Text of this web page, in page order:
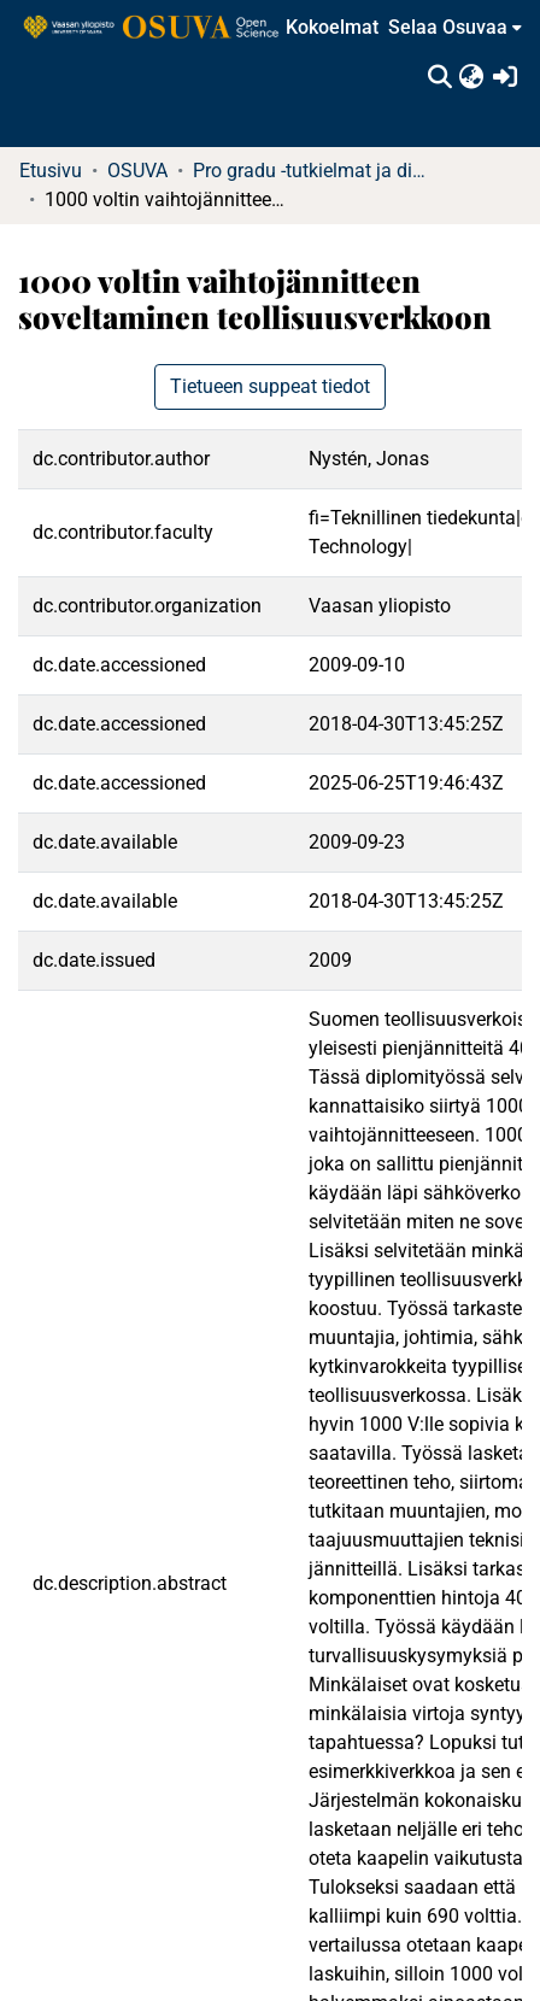
Kokoelmat Selaa Osuvaa
Etusivu OSUVA
Pro gradu -tutkielmat ja diplomityöt (rajattu saatavuus)
1000 voltin vaihtojännitteen soveltaminen teollisuusverkkoon
1000 voltin vaihtojännitteen
soveltaminen teollisuusverkkoon
Tietueen suppeat tiedot
dc.contributor.author Nystén, Jonas
dc.contributor.faculty
fi=Teknillinen
Technology|
dc.contributor.organization Vaasan yliopisto
dc.date.accessioned 2009-09-10
dc.date.accessioned 2018-04-30T13:45:25Z
dc.date.accessioned 2025-06-25T19:46:43Z
dc.date.available 2009-09-23
dc.date.available 2018-04-30T13:45:25Z
dc.date.issued 2009
dc.description.abstract
Suomen
yleisesti pienjännitteitä
Tässä diplomityössä
kannattaisiko siirtyä 1000
vaihtojännitteeseen. 1000
joka on sallittu
käydään läpi sähköverkon
selvitetään miten ne
Lisäksi selvitetään
tyypillinen
koostuu. Työssä
muuntajia, johtimia,
kytkinvarokkeita
teollisuusverkossa.
hyvin 1000 V:lle sopivia
saatavilla. Työssä
teoreettinen teho,
tutkitaan muuntajien,
taajuusmuuttajien teknisiä
jännitteillä. Lisäksi
komponenttien hintoja
voltilla. Työssä käydään
turvallisuuskysymyksiä
Minkälaiset ovat
minkälaisia virtoja syntyy
tapahtuessa? Lopuksi
esimerkkiverkkoa ja sen
Järjestelmän
lasketaan neljälle eri
oteta kaapelin vaikutusta
Tulokseksi saadaan että
kalliimpi kuin 690 volttia.
vertailussa otetaan
laskuihin, silloin 1000